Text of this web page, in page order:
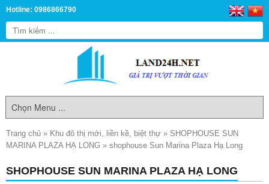
Hotline: 0986866790
Trang chủ » Khu đô thị mới, liền kề, biệt thự » SHOPHOUSE SUN
MARINA PLAZA HẠ LONG » shophouse Sun Marina Plaza Hạ Long
SHOPHOUSE SUN MARINA PLAZA HẠ LONG